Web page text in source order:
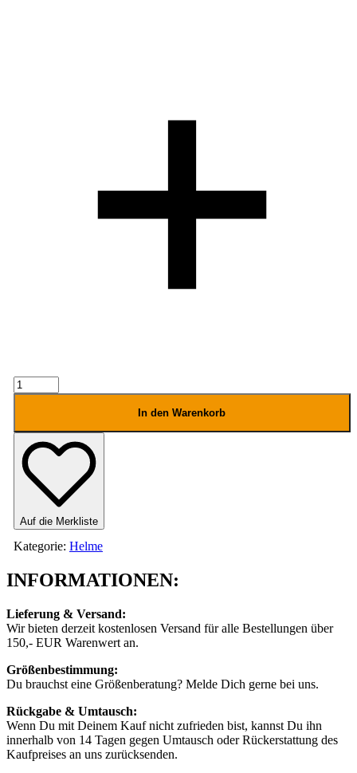
ALPINA
Carapax
In den Warenkorb
Auf die Merkliste
Kategorie: Helme
INFORMATIONEN:
Lieferung & Versand:
Wir bieten derzeit kostenlosen Versand für alle Bestellungen über
150,- EUR Warenwert an.
Größenbestimmung:
Du brauchst eine Größenberatung? Melde Dich gerne bei uns.
Rückgabe & Umtausch:
Wenn Du mit Deinem Kauf nicht zufrieden bist, kannst Du ihn
innerhalb von 14 Tagen gegen Umtausch oder Rückerstattung des
Kaufpreises an uns zurücksenden.